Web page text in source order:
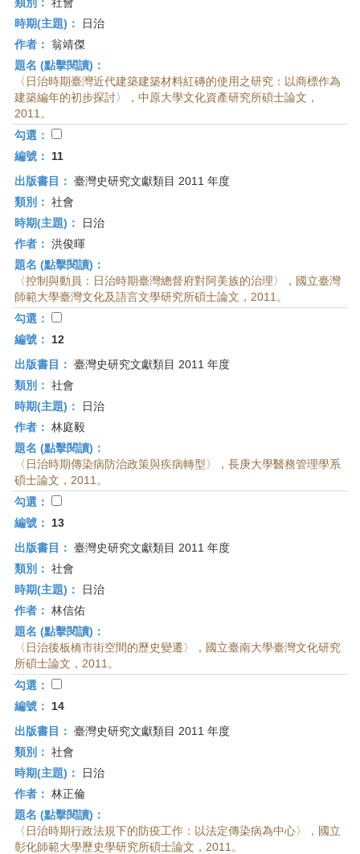
時期(主題)：
日治
作者： 翁靖傑
題名 (點擊閱讀)：
〈日治時期臺灣近代建築建築材料紅磚的使用之研究：以商標作為
建築編年的初步探討〉，中原大學文化資產研究所碩士論文，
2011。
勾選：
編號：
11
出版書目： 臺灣史研究文獻類目 2011 年度
類別： 社會
時期(主題)：
日治
作者： 洪俊暉
題名 (點擊閱讀)：
〈控制與動員：日治時期臺灣總督府對阿美族的治理〉，國立臺灣
師範大學臺灣文化及語言文學研究所碩士論文，2011。
勾選：
編號：
12
出版書目： 臺灣史研究文獻類目 2011 年度
類別： 社會
時期(主題)：
日治
作者： 林庭毅
題名 (點擊閱讀)：
〈日治時期傳染病防治政策與疾病轉型〉，長庚大學醫務管理學系
碩士論文，2011。
勾選：
編號：
13
出版書目： 臺灣史研究文獻類目 2011 年度
類別： 社會
時期(主題)：
日治
作者： 林信佑
題名 (點擊閱讀)：
〈日治後板橋市街空間的歷史變遷〉，國立臺南大學臺灣文化研究
所碩士論文，2011。
勾選：
編號：
14
出版書目： 臺灣史研究文獻類目 2011 年度
類別： 社會
時期(主題)：
日治
作者： 林正倫
題名 (點擊閱讀)：
〈日治時期行政法規下的防疫工作：以法定傳染病為中心〉，國立
彰化師範大學歷史學研究所碩士論文，2011。